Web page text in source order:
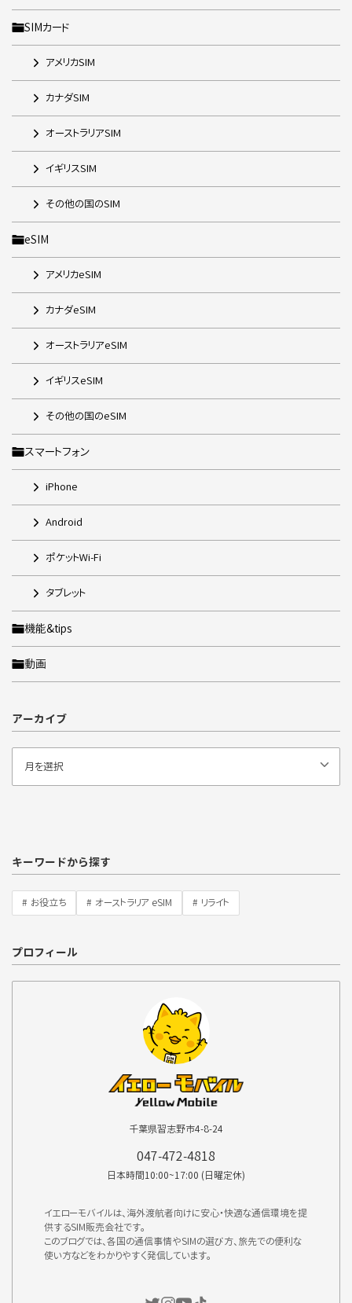
SIMカード
アメリカSIM
カナダSIM
オーストラリアSIM
イギリスSIM
その他の国のSIM
eSIM
アメリカeSIM
カナダeSIM
オーストラリアeSIM
イギリスeSIM
その他の国のeSIM
スマートフォン
iPhone
Android
ポケットWi-Fi
タブレット
機能&tips
動画
アーカイブ
キーワードから探す
お役立ち オーストラリア eSIM リライト
プロフィール
千葉県習志野市4-8-24
047-472-4818
日本時間10:00~17:00 (日曜定休)
イエローモバイルは、海外渡航者向けに安心・快適な通信環境を提
供するSIM販売会社です。
このブログでは、各国の通信事情やSIMの選び方、旅先での便利な
使い方などをわかりやすく発信しています。